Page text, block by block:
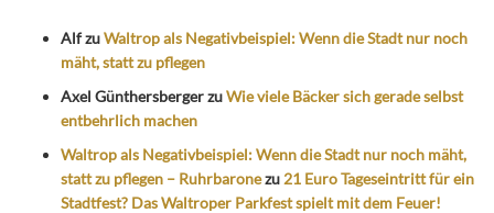
AlfzuWaltrop als Negativbeispiel: Wenn die Stadt nur noch
mäht, statt zu pflegen
Axel GünthersbergerzuWie viele Bäcker sich gerade selbst
entbehrlich machen
Waltrop als Negativbeispiel: Wenn die Stadt nur noch mäht,
statt zu pflegen – Ruhrbaronezu 21 Euro Tageseintritt für ein
Stadtfest? Das Waltroper Parkfest spielt mit dem Feuer!